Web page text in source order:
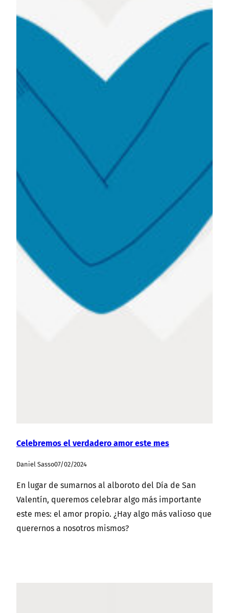
Celebremos el verdadero amor este mes
Daniel Sasso07/02/2024
En lugar de sumarnos al alboroto del Día de San
Valentín, queremos celebrar algo más importante
este mes: el amor propio. ¿Hay algo más valioso que
querernos a nosotros mismos?